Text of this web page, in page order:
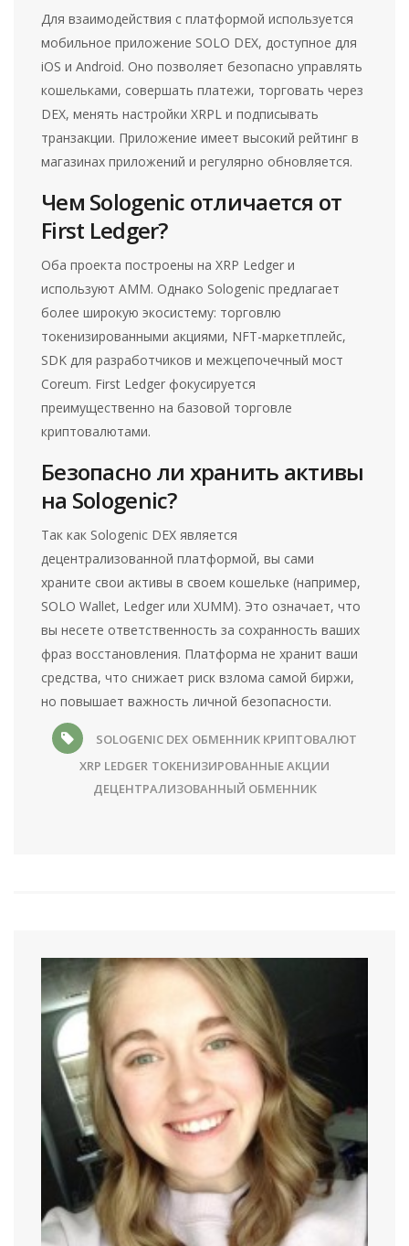
Для взаимодействия с платформой используется
мобильное приложение SOLO DEX, доступное для
iOS и Android. Оно позволяет безопасно управлять
кошельками, совершать платежи, торговать через
DEX, менять настройки XRPL и подписывать
транзакции. Приложение имеет высокий рейтинг в
магазинах приложений и регулярно обновляется.
Чем Sologenic отличается от
First Ledger?
Оба проекта построены на XRP Ledger и
используют AMM. Однако Sologenic предлагает
более широкую экосистему: торговлю
токенизированными акциями, NFT-маркетплейс,
SDK для разработчиков и межцепочечный мост
Coreum. First Ledger фокусируется
преимущественно на базовой торговле
криптовалютами.
Безопасно ли хранить активы
на Sologenic?
Так как Sologenic DEX является
децентрализованной платформой, вы сами
храните свои активы в своем кошельке (например,
SOLO Wallet, Ledger или XUMM). Это означает, что
вы несете ответственность за сохранность ваших
фраз восстановления. Платформа не хранит ваши
средства, что снижает риск взлома самой биржи,
но повышает важность личной безопасности.
SOLOGENIC DEX ОБМЕННИК КРИПТОВАЛЮТ
XRP LEDGER ТОКЕНИЗИРОВАННЫЕ АКЦИИ
ДЕЦЕНТРАЛИЗОВАННЫЙ ОБМЕННИК